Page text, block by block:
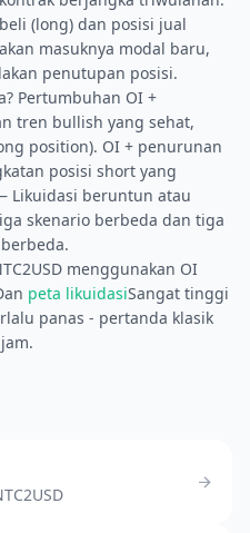
(long) dan posisi jual
masuknya modal baru,
penutupan posisi.
Pertumbuhan OI +
tren bullish yang sehat,
position). OI + penurunan
posisi short yang
Likuidasi beruntun atau
skenario berbeda dan tiga
menggunakan OI
peta likuidasiSangat tinggi
panas - pertanda klasik